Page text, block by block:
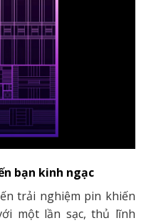
bạn kinh ngạc
trải nghiệm pin khiến
một lần sạc, thủ lĩnh